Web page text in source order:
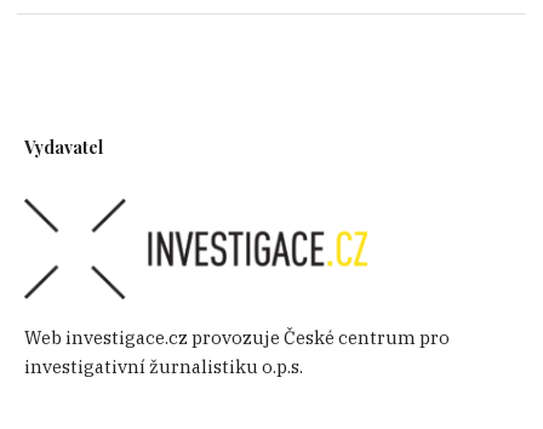
Vydavatel
Web investigace.cz provozuje České centrum pro
investigativní žurnalistiku o.p.s.